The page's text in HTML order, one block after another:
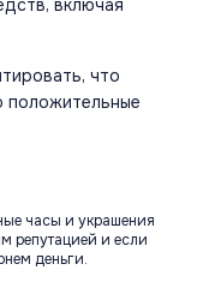
включая
что
положительные
часы и украшения
репутацией и если
деньги.